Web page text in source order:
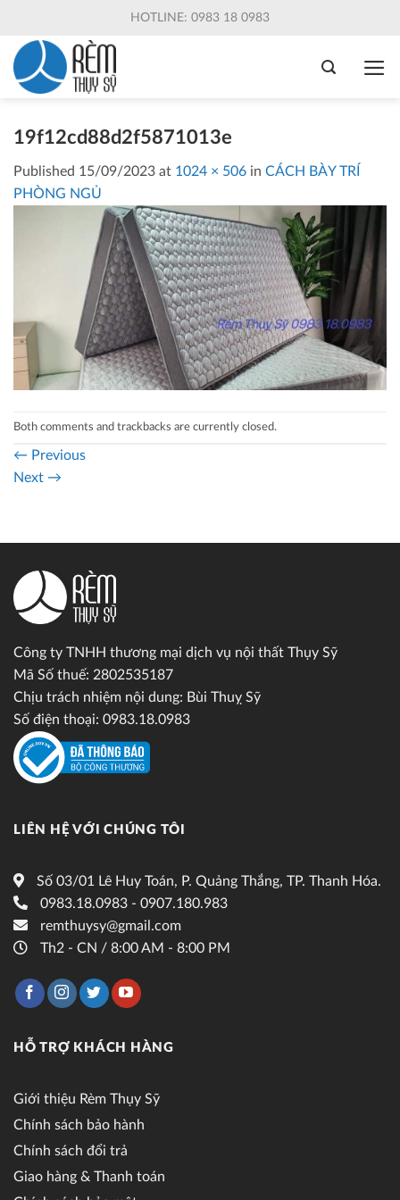
content
HOTLINE: 0983 18 0983
19f12cd88d2f5871013e
Published 15/09/2023 at 1024 × 506 in CÁCH BÀY TRÍ
PHÒNG NGỦ
Both comments and trackbacks are currently closed.
← Previous
Next →
Công ty TNHH thương mại dịch vụ nội thất Thụy Sỹ
Mã Số thuế: 2802535187
Chịu trách nhiệm nội dung: Bùi Thuỵ Sỹ
Số điện thoại: 0983.18.0983
LIÊN HỆ VỚI CHÚNG TÔI
Số 03/01 Lê Huy Toán, P. Quảng Thắng, TP. Thanh Hóa.
0983.18.0983 - 0907.180.983
remthuysy@gmail.com
Th2 - CN / 8:00 AM - 8:00 PM
HỖ TRỢ KHÁCH HÀNG
Giới thiệu Rèm Thụy Sỹ
Chính sách bảo hành
Chính sách đổi trả
Giao hàng & Thanh toán